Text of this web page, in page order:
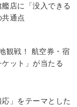
店に「没入できる
通点
観戦！ 航空券・宿
ット」が当たる
」をテーマとした